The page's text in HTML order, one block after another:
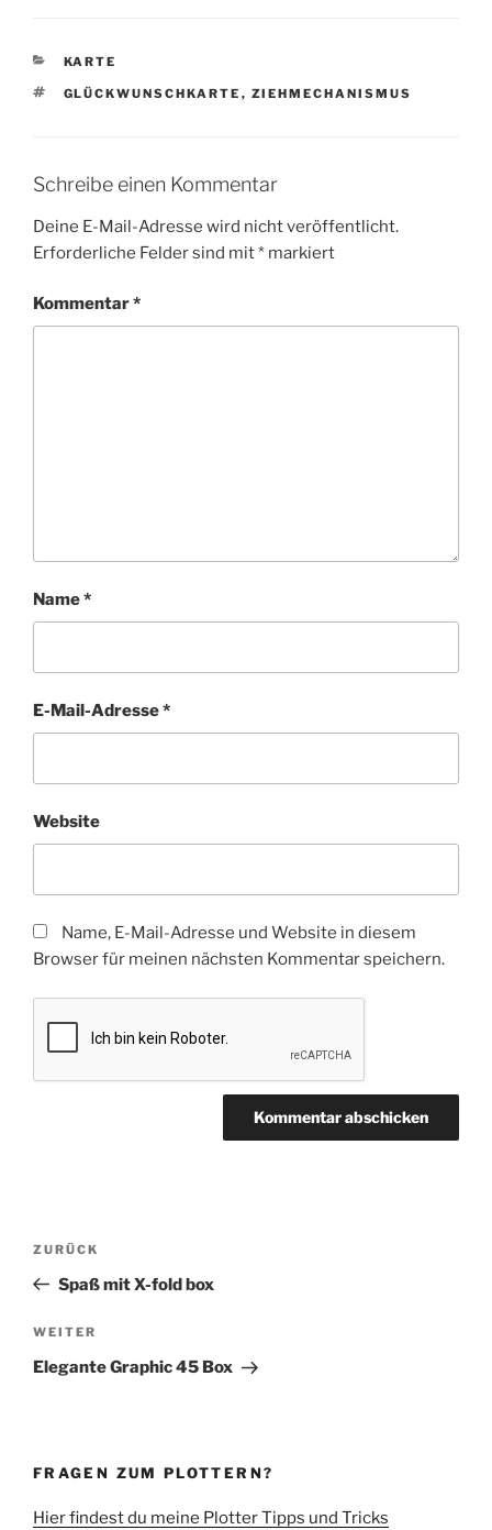
KATEGORIEN
KARTE
SCHLAGWÖRTER
GLÜCKWUNSCHKARTE , ZIEHMECHANISMUS
Schreibe einen Kommentar
Deine E-Mail-Adresse wird nicht veröffentlicht.
Erforderliche Felder sind mit* markiert
Kommentar*
Name*
E-Mail-Adresse*
Website
Name, E-Mail-Adresse und Website in diesem
Browser für meinen nächsten Kommentar speichern.
Beitragsnavigation
Vorheriger
Beitrag
ZURÜCK
Spaß mit X-fold box
Nächster
Beitrag
WEITER
Elegante Graphic 45 Box
FRAGEN ZUM PLOTTERN?
Hier findest du meine Plotter Tipps und Tricks